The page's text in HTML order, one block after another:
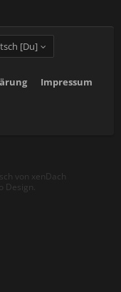
[Du]
Impressum
von xenDach
Design.